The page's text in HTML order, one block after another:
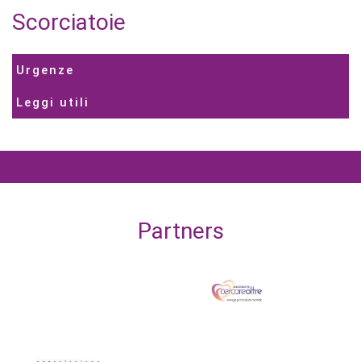
Scorciatoie
Urgenze
Leggi utili
Partners